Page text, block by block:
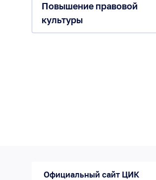
Повышение правовой
культуры
Официальный сайт ЦИК